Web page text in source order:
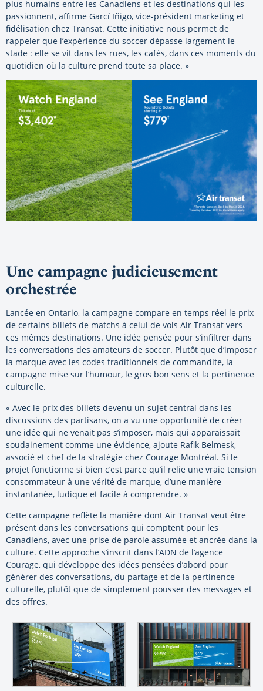
plus humains entre les Canadiens et les destinations qui les
passionnent, affirme Garcí Iñigo, vice-président marketing et
fidélisation chez Transat. Cette initiative nous permet de
rappeler que l’expérience du soccer dépasse largement le
stade : elle se vit dans les rues, les cafés, dans ces moments du
quotidien où la culture prend toute sa place. »
Une campagne judicieusement
orchestrée
Lancée en Ontario, la campagne compare en temps réel le prix
de certains billets de matchs à celui de vols Air Transat vers
ces mêmes destinations. Une idée pensée pour s’infiltrer dans
les conversations des amateurs de soccer. Plutôt que d’imposer
la marque avec les codes traditionnels de commandite, la
campagne mise sur l’humour, le gros bon sens et la pertinence
culturelle.
« Avec le prix des billets devenu un sujet central dans les
discussions des partisans, on a vu une opportunité de créer
une idée qui ne venait pas s’imposer, mais qui apparaissait
soudainement comme une évidence, ajoute Rafik Belmesk,
associé et chef de la stratégie chez Courage Montréal. Si le
projet fonctionne si bien c’est parce qu’il relie une vraie tension
consommateur à une vérité de marque, d’une manière
instantanée, ludique et facile à comprendre. »
Cette campagne reflète la manière dont Air Transat veut être
présent dans les conversations qui comptent pour les
Canadiens, avec une prise de parole assumée et ancrée dans la
culture. Cette approche s’inscrit dans l’ADN de l’agence
Courage, qui développe des idées pensées d’abord pour
générer des conversations, du partage et de la pertinence
culturelle, plutôt que de simplement pousser des messages et
des offres.